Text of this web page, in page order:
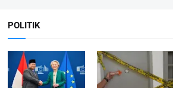
POLITIK